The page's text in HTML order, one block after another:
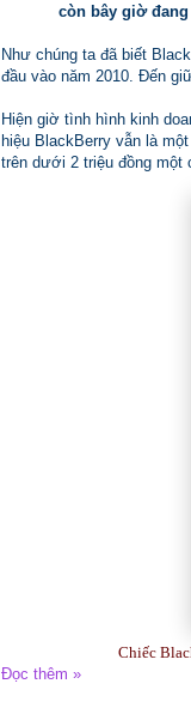
còn bây giờ
Như chúng ta đã biết
đầu vào năm 2010. Đến
Hiện giờ tình hình kinh
hiệu BlackBerry vẫn là
trên dưới 2 triệu đồng một
Chiếc
Đọc thêm »